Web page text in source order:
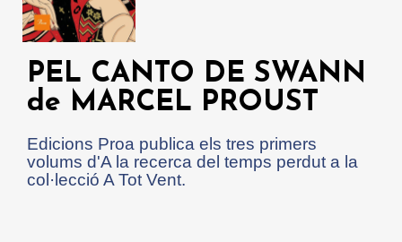
PEL CANTO DE SWANN
de MARCEL PROUST
Edicions Proa publica els tres primers
volums d'A la recerca del temps perdut a la
col·lecció A Tot Vent.